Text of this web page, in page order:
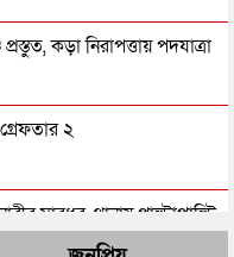
কড়া নিরাপত্তায় পদযাত্রা
২
মারধর, থানায় পাল্টাপাল্টি